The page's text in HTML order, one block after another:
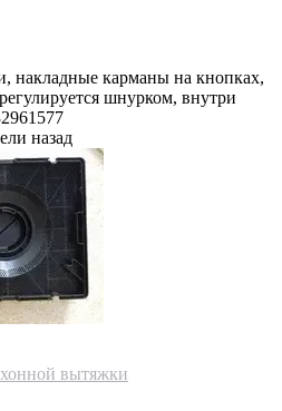
накладные карманы на кнопках,
шнурком, внутри
назад
вытяжки